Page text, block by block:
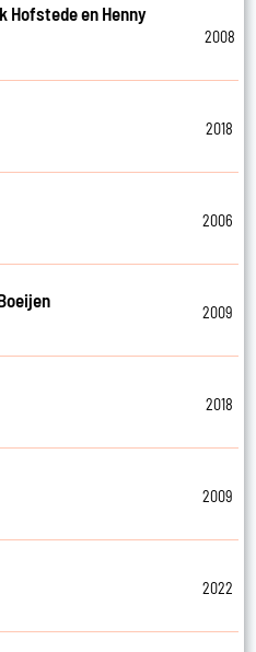
Hofstede en Henny
2008
2018
2006
2009
2018
2009
2022